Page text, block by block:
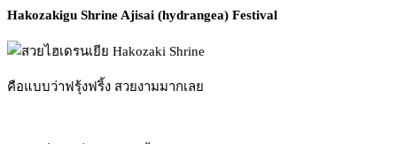
Hakozakigu Shrine Ajisai (hydrangea) Festival
คือแบบว่าฟรุ้งฟริ้ง สวยงามมากเลย